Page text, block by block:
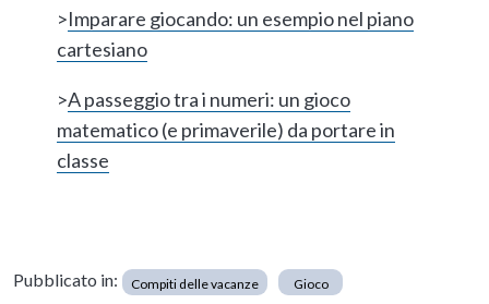
>Imparare giocando: un esempio nel piano
cartesiano
>A passeggio tra i numeri: un gioco
matematico (e primaverile) da portare in
classe
Pubblicato in: Compiti delle vacanze Gioco